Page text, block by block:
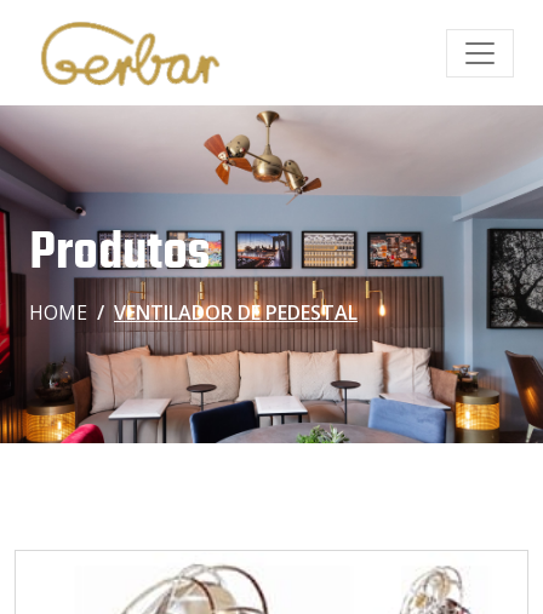
Produtos
HOME VENTILADOR DE PEDESTAL